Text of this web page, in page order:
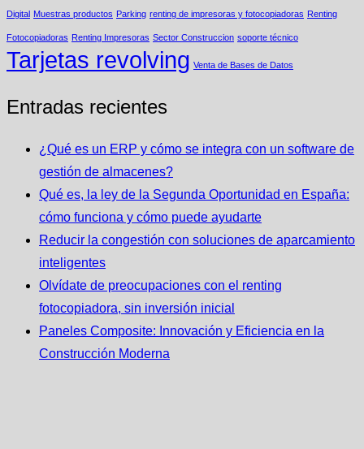
Digital Muestras productos Parking renting de impresoras y fotocopiadoras Renting
Fotocopiadoras Renting Impresoras Sector Construccion soporte técnico
Tarjetas revolving Venta de Bases de Datos
Entradas recientes
¿Qué es un ERP y cómo se integra con un software de
gestión de almacenes?
Qué es, la ley de la Segunda Oportunidad en España:
cómo funciona y cómo puede ayudarte
Reducir la congestión con soluciones de aparcamiento
inteligentes
Olvídate de preocupaciones con el renting
fotocopiadora, sin inversión inicial
Paneles Composite: Innovación y Eficiencia en la
Construcción Moderna